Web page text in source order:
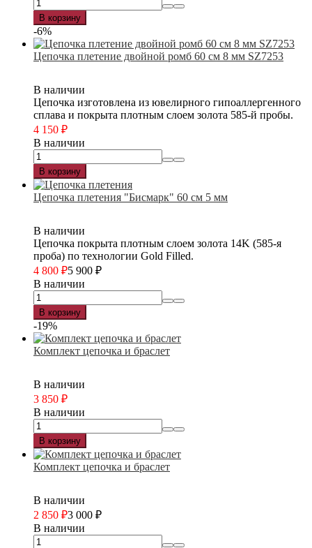
В корзину
-6%
Цепочка плетение двойной ромб 60 см 8 мм SZ7253
В наличии
Цепочка изготовлена из ювелирного гипоаллергенного
сплава и покрыта плотным слоем золота 585-й пробы.
4 150 ₽
В наличии
В корзину
Цепочка плетения "Бисмарк" 60 см 5 мм
В наличии
Цепочка покрыта плотным слоем золота 14K (585-я
проба) по технологии Gold Filled.
4 800 ₽5 900 ₽
В наличии
В корзину
-19%
Комплект цепочка и браслет
В наличии
3 850 ₽
В наличии
В корзину
Комплект цепочка и браслет
В наличии
2 850 ₽3 000 ₽
В наличии